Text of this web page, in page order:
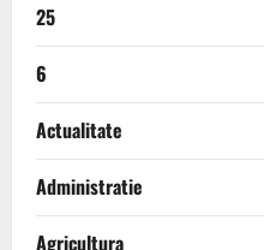
25
6
Actualitate
Administratie
Agricultura